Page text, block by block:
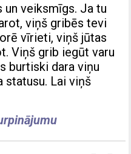
veiksmīgs. Ja tu
viņš gribēs tevi
vīrieti, viņš jūtas
Viņš grib iegūt varu
burtiski dara viņu
statusu. Lai viņš